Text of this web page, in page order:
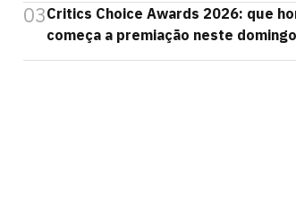
03Critics Choice Awards 2026: que
começa a premiação neste